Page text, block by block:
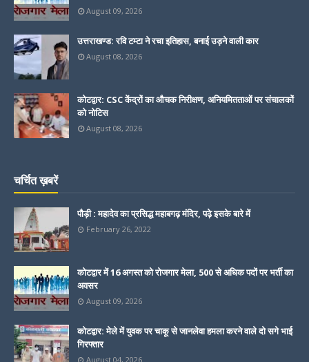
August 09, 2026
उत्तराखण्ड: रवि टम्टा ने रचा इतिहास, बनाई उड़ने वाली कार
August 08, 2026
कोटद्वार: CSC केंद्रों का औचक निरीक्षण, अनियमितताओं पर संचालकों
को नोटिस
August 08, 2026
चर्चित ख़बरें
पौड़ी : महादेव का प्रसिद्ध महाबगढ़ मंदिर, पढ़े इसके बारे में
February 26, 2022
कोटद्वार में 16 अगस्त को रोजगार मेला, 500 से अधिक पदों पर भर्ती का
अवसर
August 09, 2026
कोटद्वार: मेले में युवक पर चाकू से जानलेवा हमला करने वाले दो सगे भाई
गिरफ्तार
August 04, 2026